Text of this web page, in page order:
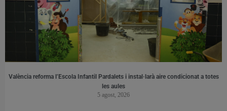
València reforma l’Escola Infantil Pardalets i instal·larà aire condicionat a totes
les aules
5 agost, 2026